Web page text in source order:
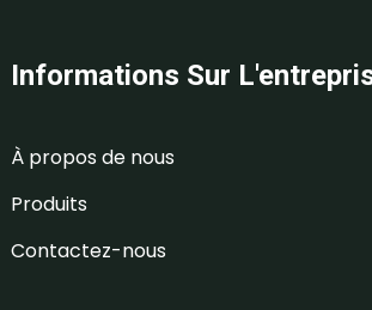
Informations Sur
À propos de nous
Produits
Contactez-nous